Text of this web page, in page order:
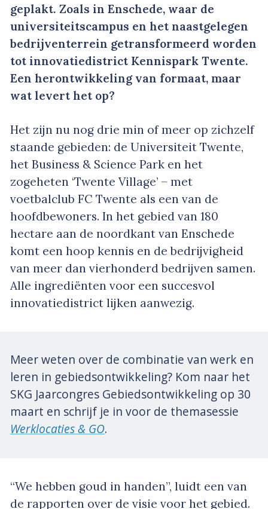
geplakt. Zoals in Enschede, waar de
universiteitscampus en het naastgelegen
bedrijventerrein getransformeerd worden
tot innovatiedistrict Kennispark Twente.
Een herontwikkeling van formaat, maar
wat levert het op?
Het zijn nu nog drie min of meer op zichzelf
staande gebieden: de Universiteit Twente,
het Business & Science Park en het
zogeheten ‘Twente Village’ – met
voetbalclub FC Twente als een van de
hoofdbewoners. In het gebied van 180
hectare aan de noordkant van Enschede
komt een hoop kennis en de bedrijvigheid
van meer dan vierhonderd bedrijven samen.
Alle ingrediënten voor een succesvol
innovatiedistrict lijken aanwezig.
Meer weten over de combinatie van werk en
leren in gebiedsontwikkeling? Kom naar het
SKG Jaarcongres Gebiedsontwikkeling op 30
maart en schrijf je in voor de themasessie
Werklocaties & GO.
“We hebben goud in handen”, luidt een van
de rapporten over de visie voor het gebied.